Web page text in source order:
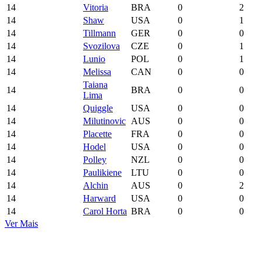
14
Vitoria BRA 0
2
14
Shaw USA 0
1
14
Tillmann GER 0
0
14
Svozilova CZE 0
1
14
Lunio POL 0
1
14
Melissa CAN 0
0
14
Taiana
Lima
BRA 0
0
14
Quiggle USA 0
0
14
Milutinovic AUS 0
0
14
Placette FRA 0
0
14
Hodel USA 0
0
14
Polley NZL 0
0
14
Paulikiene LTU 0
0
14
Alchin AUS 0
2
14
Harward USA 0
0
14
Carol Horta BRA 0
0
Ver Mais